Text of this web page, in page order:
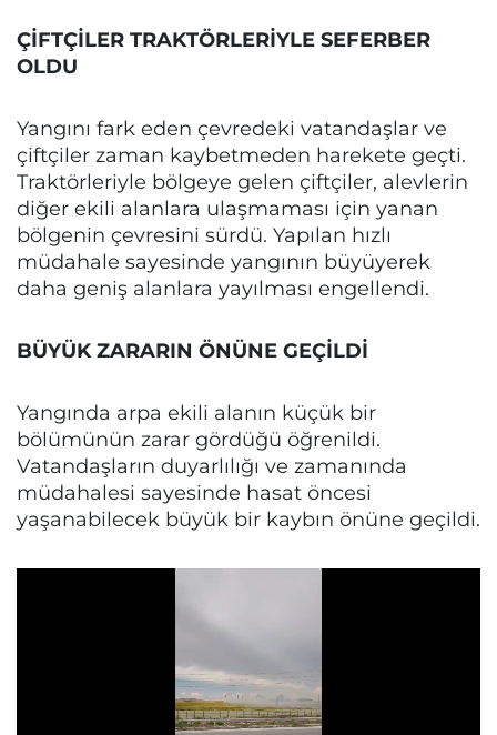
ÇİFTÇİLER TRAKTÖRLERİYLE SEFERBER
OLDU
Yangını fark eden çevredeki vatandaşlar ve
çiftçiler zaman kaybetmeden harekete geçti.
Traktörleriyle bölgeye gelen çiftçiler, alevlerin
diğer ekili alanlara ulaşmaması için yanan
bölgenin çevresini sürdü. Yapılan hızlı
müdahale sayesinde yangının büyüyerek
daha geniş alanlara yayılması engellendi.
BÜYÜK ZARARIN ÖNÜNE GEÇİLDİ
Yangında arpa ekili alanın küçük bir
bölümünün zarar gördüğü öğrenildi.
Vatandaşların duyarlılığı ve zamanında
müdahalesi sayesinde hasat öncesi
yaşanabilecek büyük bir kaybın önüne geçildi.